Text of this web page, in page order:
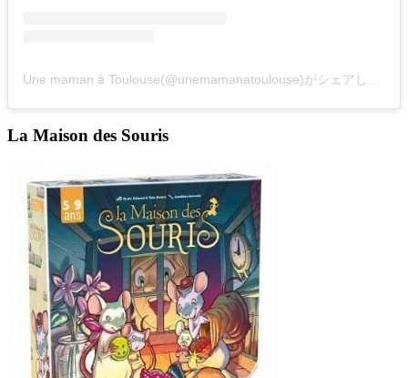
Une maman à Toulouse(@unemamanatoulouse)がシェアした投稿
La Maison des Souris